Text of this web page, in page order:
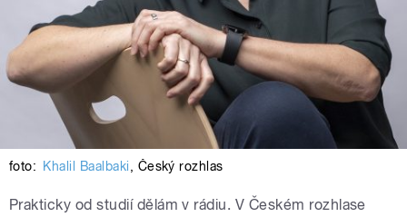
foto: Khalil Baalbaki, Český rozhlas
Prakticky od studií dělám v rádiu. V Českém rozhlase